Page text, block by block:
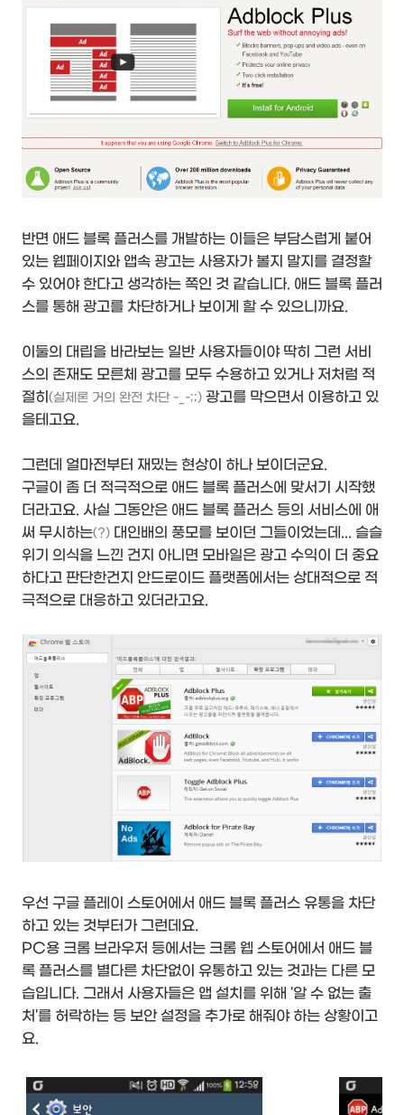
반면 애드 블록 플러스를 개발하는 이들은 부담스럽게 붙어
있는 웹페이지와 앱속 광고는 사용자가 볼지 말지를 결정할
수 있어야 한다고 생각하는 쪽인 것 같습니다. 애드 블록 플러
스를 통해 광고를 차단하거나 보이게 할 수 있으니까요.
이둘의 대립을 바라보는 일반 사용자들이야 딱히 그런 서비
스의 존재도 모른체 광고를 모두 수용하고 있거나 저처럼 적
절히 (실제론 거의 완전 차단 -_-;;) 광고를 막으면서 이용하고 있
을테고요.
그런데 얼마전부터 재밌는 현상이 하나 보이더군요.
구글이 좀 더 적극적으로 애드 블록 플러스에 맞서기 시작했
더라고요. 사실 그동안은 애드 블록 플러스 등의 서비스에 애
써 무시하는(?) 대인배의 풍모를 보이던 그들이었는데... 슬슬
위기 의식을 느낀 건지 아니면 모바일은 광고 수익이 더 중요
하다고 판단한건지 안드로이드 플랫폼에서는 상대적으로 적
극적으로 대응하고 있더라고요.
우선 구글 플레이 스토어에서 애드 블록 플러스 유통을 차단
하고 있는 것부터가 그런데요.
PC용 크롬 브라우저 등에서는 크롬 웹 스토어에서 애드 블
록 플러스를 별다른 차단없이 유통하고 있는 것과는 다른 모
습입니다. 그래서 사용자들은 앱 설치를 위해 '알 수 없는 출
처'를 허락하는 등 보안 설정을 추가로 해줘야 하는 상황이고
요.